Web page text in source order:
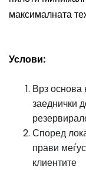
максималната
Услови:
Врз основа
заеднички
Според
прави
клиентите